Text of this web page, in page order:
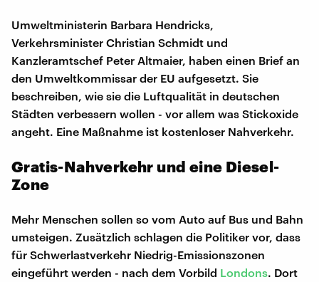
Umweltministerin Barbara Hendricks,
Verkehrsminister Christian Schmidt und
Kanzleramtschef Peter Altmaier, haben einen Brief an
den Umweltkommissar der EU aufgesetzt. Sie
beschreiben, wie sie die Luftqualität in deutschen
Städten verbessern wollen - vor allem was Stickoxide
angeht. Eine Maßnahme ist kostenloser Nahverkehr.
Gratis-Nahverkehr und eine Diesel-
Zone
Mehr Menschen sollen so vom Auto auf Bus und Bahn
umsteigen. Zusätzlich schlagen die Politiker vor, dass
für Schwerlastverkehr Niedrig-Emissionszonen
eingeführt werden - nach dem Vorbild Londons. Dort